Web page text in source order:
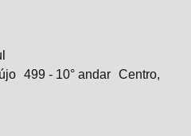
499 - 10° andar Centro,